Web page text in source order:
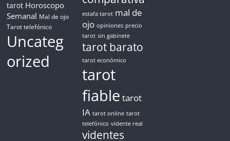
crédito
tarot Horoscopo
Semanal Mal de ojo
Tarot telefónico
Uncateg
orized
estafa tarot mal de
ojo opiniones precio
tarot sin gabinete
tarot barato
tarot económico
tarot
fiable tarot
IA tarot online tarot
telefónico vidente real
videntes